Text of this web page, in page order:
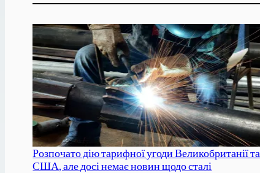
Розпочато дію тарифної угоди Великобританії та
США, але досі немає новин щодо сталі